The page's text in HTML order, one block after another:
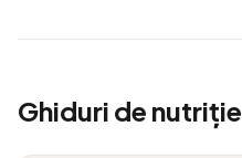
Ghiduri de nutriție